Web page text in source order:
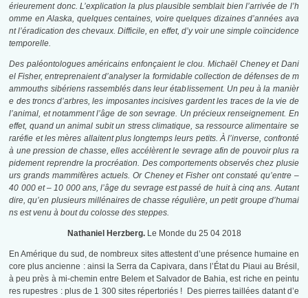
érieurement donc. L’explication la plus plausible semblait bien l’arrivée de l’h
omme en Alaska, quelques centaines, voire quelques dizaines d’années ava
nt l’éradication des chevaux. Difficile, en effet, d’y voir une simple coïncidence
temporelle.
Des paléontologues américains enfonçaient le clou. Michaël Cheney et Dani
el Fisher, entreprenaient d’analyser la formidable collection de défenses de m
ammouths sibériens rassemblés dans leur établissement. Un peu à la manièr
e des troncs d’arbres, les imposantes incisives gardent les traces de la vie de
l’animal, et notamment l’âge de son sevrage. Un précieux renseignement. En
effet, quand un animal subit un stress climatique, sa ressource alimentaire se
raréfie et les mères allaitent plus longtemps leurs petits. À l’inverse, confronté
à une pression de chasse, elles accélèrent le sevrage afin de pouvoir plus ra
pidement reprendre la procréation. Des comportements observés chez plusie
urs grands mammifères actuels. Or Cheney et Fisher ont constaté qu’entre –
40 000 et – 10 000 ans, l’âge du sevrage est passé de huit à cinq ans. Autant
dire, qu’en plusieurs millénaires de chasse régulière, un petit groupe d’humai
ns est venu à bout du colosse des steppes.
Nathaniel Herzberg. Le Monde du 25 04 2018
En Amérique du sud, de nombreux sites attestent d’une présence humaine en
core plus ancienne : ainsi la Serra da Capivara, dans l’État du Piaui au Brésil,
à peu près à mi-chemin entre Belem et Salvador de Bahia, est riche en peintu
res rupestres : plus de 1 300 sites répertoriés ! Des pierres taillées datant d’e